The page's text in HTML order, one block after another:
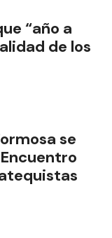
“año a
de los
se